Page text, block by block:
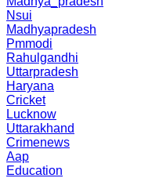
Nsui
Madhyapradesh
Pmmodi
Rahulgandhi
Uttarpradesh
Haryana
Cricket
Lucknow
Uttarakhand
Crimenews
Aap
Education